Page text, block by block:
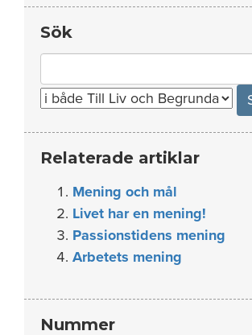
Sök
for:
Relaterade artiklar
Mening och mål
Livet har en mening!
Passionstidens mening
Arbetets mening
Nummer